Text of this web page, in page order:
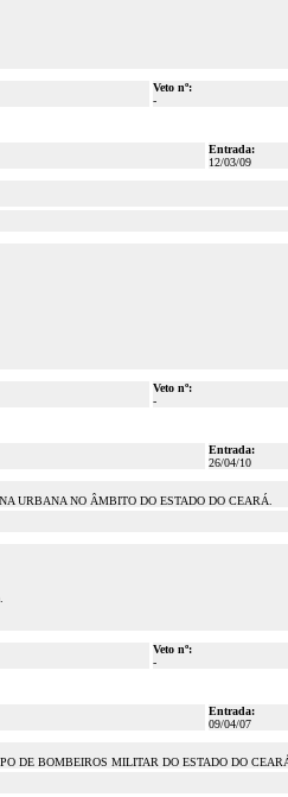
Veto nº:
-
Entrada:
12/03/09
Veto nº:
-
Entrada:
26/04/10
URBANA NO ÂMBITO DO ESTADO DO CEARÁ.
Veto nº:
-
Entrada:
09/04/07
DE BOMBEIROS MILITAR DO ESTADO DO